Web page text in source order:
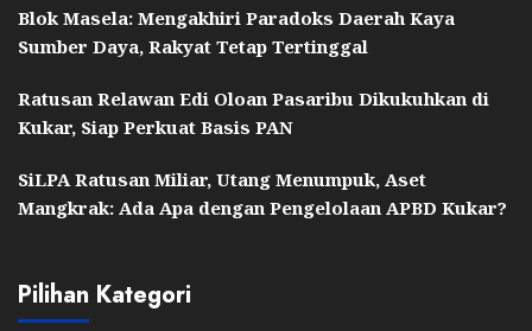
Blok Masela: Mengakhiri Paradoks Daerah Kaya
Sumber Daya, Rakyat Tetap Tertinggal
Ratusan Relawan Edi Oloan Pasaribu Dikukuhkan di
Kukar, Siap Perkuat Basis PAN
SiLPA Ratusan Miliar, Utang Menumpuk, Aset
Mangkrak: Ada Apa dengan Pengelolaan APBD Kukar?
Pilihan Kategori